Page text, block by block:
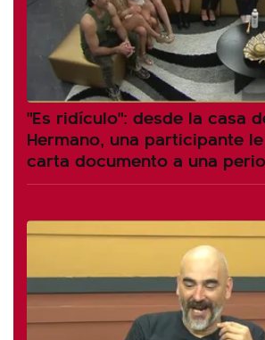
"Es ridículo": desde la casa
Hermano, una participante
carta documento a una